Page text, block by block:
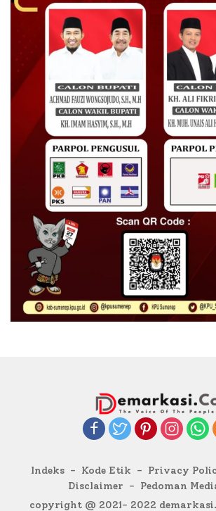
Indeks Kode Etik Privacy
Disclaimer
Pedoman
copyright @ 2021- 2022